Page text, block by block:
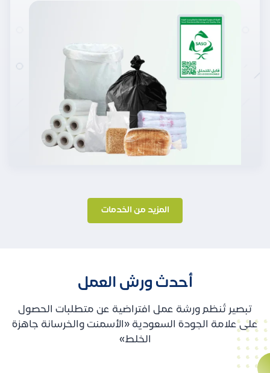
المزيد من الخدمات
أحدث ورش العمل
تبصير تُنظم ورشة عمل افتراضية عن متطلبات الحصول
على علامة الجودة السعودية «الأسمنت والخرسانة جاهزة
الخلط»